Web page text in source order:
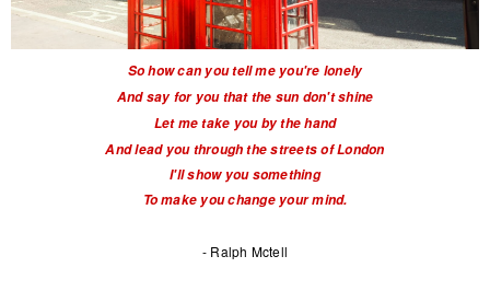
So how can you tell me you're lonely
And say for you that the sun don't shine
Let me take you by the hand
And lead you through the streets of London
I'll show you something
To make you change your mind.
- Ralph Mctell